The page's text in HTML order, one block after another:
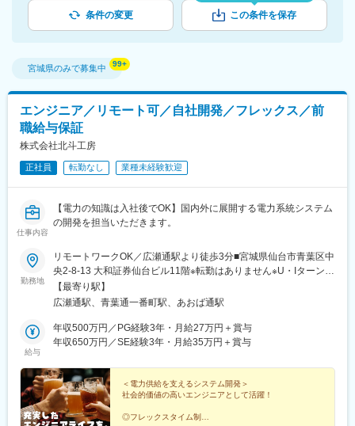
条件の変更 この条件を保存
宮城県のみで募集中
エンジニア／リモート可／自社開発／フレックス／前
職給与保証
株式会社北斗工房
正社員 転勤なし 業種未経験歓迎
仕事内容
【電力の知識は入社後でOK】国内外に展開する電力系統システム
の開発を担当いただきます。
勤務地
リモートワークOK／広瀬通駅より徒歩3分■宮城県仙台市青葉区中
央2-8-13 大和証券仙台ビル11階※転勤はありません※U・Iターン歓
迎※受動喫煙防止対策あり（社内禁煙）【アクセス】南北線「広瀬
通駅」より徒歩3分常磐線「仙台駅」より徒歩9分☆ご家庭の事情
ワーク制度を活用し、裁量を持って業務に取り組んでいただけま
す。朝型の社員は7時に業務をスタートして15時半には退社する
アの電力会社とのお付き合いがあり、現地での動作確認のため、
年に数回、1週間程度の出張が発生します（内容に応じてリモート
で対応）。
【最寄り駅】
広瀬通駅、青葉通一番町駅、あおば通駅
給与
年収500万円／PG経験3年・月給27万円＋賞与
年収650万円／SE経験3年・月給35万円＋賞与
＜電力供給を支えるシステム開発＞
社会的価値の高いエンジニアとして活躍！
◎フレックスタイム制